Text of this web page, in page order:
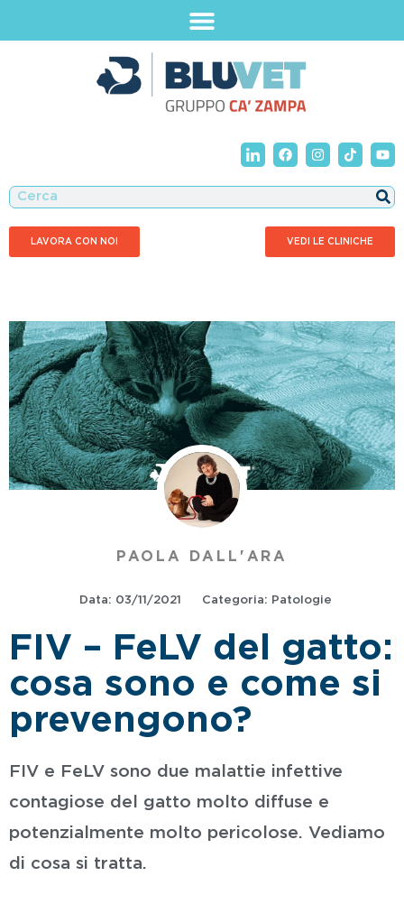
LAVORA CON NOI VEDI LE CLINICHE
PAOLA DALL'ARA
Data: 03/11/2021 Categoria: Patologie
FIV – FeLV del gatto:
cosa sono e come si
prevengono?
FIV e FeLV sono due malattie infettive
contagiose del gatto molto diffuse e
potenzialmente molto pericolose. Vediamo
di cosa si tratta.